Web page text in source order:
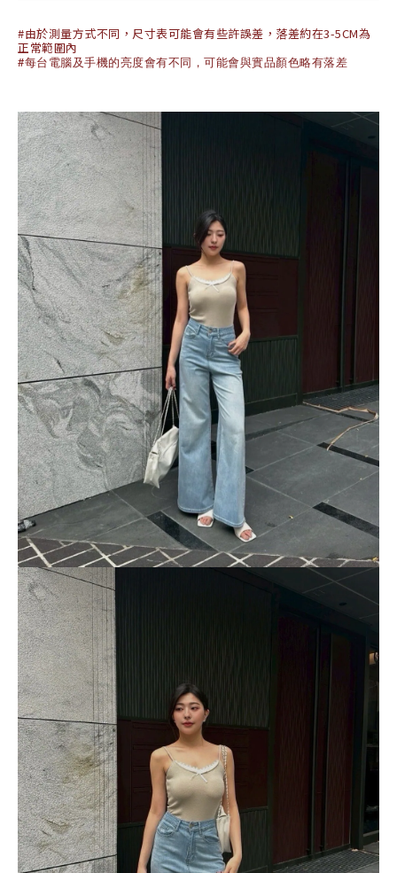
#由於測量方式不同，尺寸表可能會有些許誤差，落差約在3-5CM為
正常範圍內
#每台電腦及手機的亮度會有不同，可能會與實品顏色略有落差